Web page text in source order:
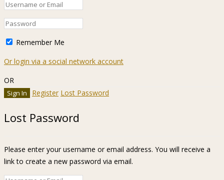
Remember Me
Or login via a social network account
OR
Register Lost Password
Lost Password
Please enter your username or email address. You will receive a
link to create a new password via email.